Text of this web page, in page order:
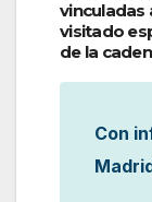
vinculadas
visitado
de la
Con